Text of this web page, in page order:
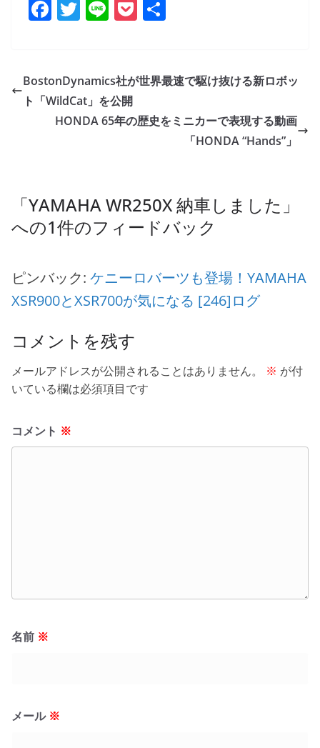
F
e
b
o
T
er
Li P
et
BostonDynamics社が世界最速で駆け抜ける新ロボッ
ト「WildCat」を公開
HONDA 65年の歴史をミニカーで表現する動画
「HONDA “Hands”」
「YAMAHA WR250X 納車しました 」
への1件のフィードバック
ピンバック: ケニーロバーツも登場！YAMAHA
XSR900とXSR700が気になる [246]ログ
コメントを残す
メールアドレスが公開されることはありません。 ※ が付
いている欄は必須項目です
コメント ※
名前 ※
メール ※